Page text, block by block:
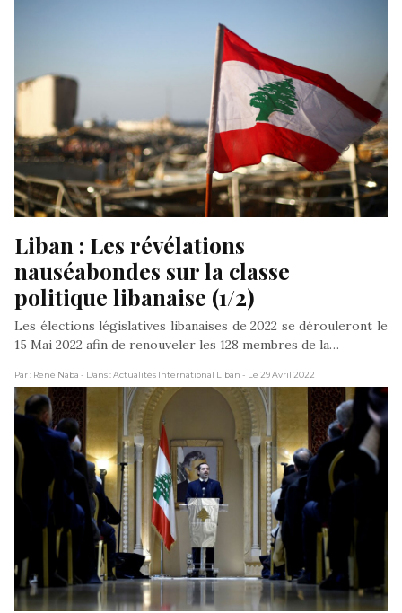
Liban : Les révélations
nauséabondes sur la classe
politique libanaise (1/2)
Les élections législatives libanaises de 2022 se dérouleront le
15 Mai 2022 afin de renouveler les 128 membres de la…
Par : René Naba - Dans : Actualités International Liban - Le 29 Avril 2022